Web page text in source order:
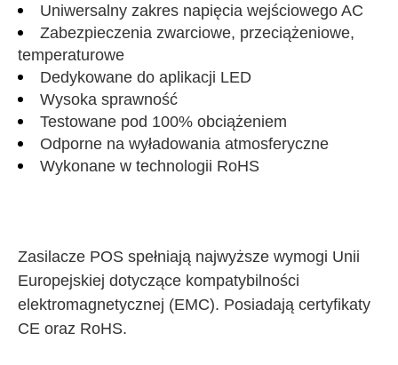
Uniwersalny zakres napięcia wejściowego AC
Zabezpieczenia zwarciowe, przeciążeniowe,
temperaturowe
Dedykowane do aplikacji LED
Wysoka sprawność
Testowane pod 100% obciążeniem
Odporne na wyładowania atmosferyczne
Wykonane w technologii RoHS
Zasilacze POS spełniają najwyższe wymogi Unii
Europejskiej dotyczące kompatybilności
elektromagnetycznej (EMC). Posiadają certyfikaty
CE oraz RoHS.